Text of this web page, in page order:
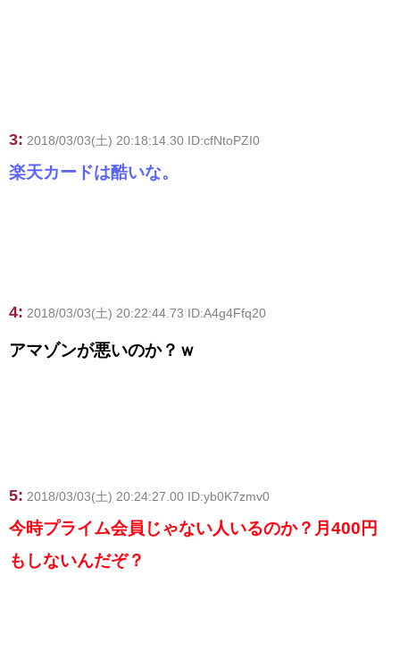
3: 2018/03/03(土) 20:18:14.30 ID:cfNtoPZI0
楽天カードは酷いな。
4: 2018/03/03(土) 20:22:44.73 ID:A4g4Ffq20
アマゾンが悪いのか？ｗ
5: 2018/03/03(土) 20:24:27.00 ID:yb0K7zmv0
今時プライム会員じゃない人いるのか？月400円
もしないんだぞ？